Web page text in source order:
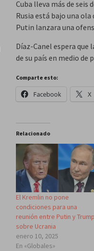
Cuba lleva más de seis
Rusia está bajo una
Putin lanzara una
Díaz-Canel espera que
de su país en medio de
Comparte esto:
Facebook X
Relacionado
El Kremlin no pone
condiciones para una
reunión entre Putin y Trump
sobre Ucrania
enero 10, 2025
En «Globales»